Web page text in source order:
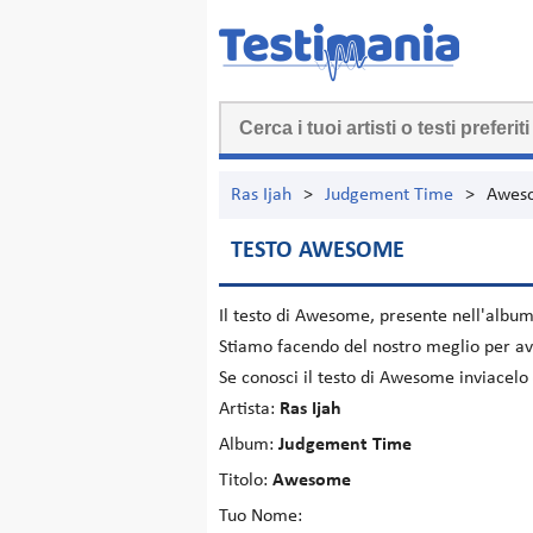
Ras Ijah > Judgement Time >
TESTO AWESOME
Il testo di Awesome, presente nell'album
Stiamo facendo del nostro meglio per
Se conosci il testo di Awesome
Artista: Ras Ijah
Album: Judgement Time
Titolo: Awesome
Tuo Nome: